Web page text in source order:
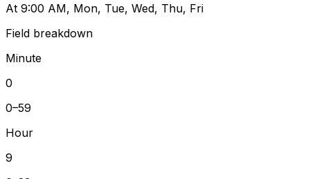
At 9:00 AM, Mon, Tue, Wed, Thu, Fri
Field breakdown
Minute
0
0–59
Hour
9